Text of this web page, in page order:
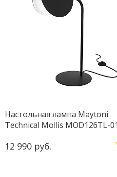
Настольная лампа Maytoni
Technical Mollis MOD126TL-
12 990 руб.